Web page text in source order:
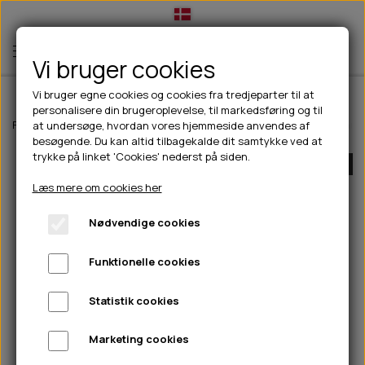
TIL HUND
💧FODER- VANDSKÅLE
CHICOPEE
GODBIDSTASKE
HALSBÅND
🦴 GODBIDDER & SNACKS
🍖 SMAGSVARIANTER
🎾 LEGETØJ
TÆNDER, ØRE, ØJE, POTER & NÆSE
🐾 UDSTYR & KOMFORT
TIL HUNDEEJER
DRIKKEFLASKER/TERMOFLASKER
HUER OG VANTER
PINEWOOD SALES
TIL KAT
TILBUD
NYHEDER
ABONNEMENT
Forside Outdoor Løb/Træning Pinewood Finnveden tights - Dame
Vi bruger cookies
Vi bruger egne cookies og cookies fra tredjeparter til at
personalisere din brugeroplevelse, til markedsføring og til
at undersøge, hvordan vores hjemmeside anvendes af
besøgende. Du kan altid tilbagekalde dit samtykke ved at
trykke på linket 'Cookies' nederst på siden.
Læs mere om cookies her
Nødvendige cookies
Funktionelle cookies
Statistik cookies
Marketing cookies